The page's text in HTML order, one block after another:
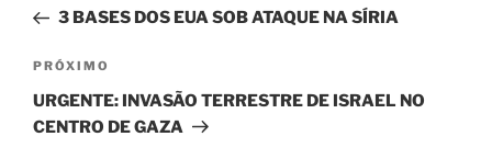
Post
anterior
3 BASES DOS EUA SOB ATAQUE NA SÍRIA
Próximo
post
PRÓXIMO
URGENTE: INVASÃO TERRESTRE DE ISRAEL NO
CENTRO DE GAZA